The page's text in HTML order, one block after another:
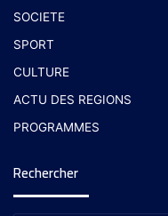
SOCIETE
SPORT
CULTURE
ACTU DES REGIONS
PROGRAMMES
Rechercher